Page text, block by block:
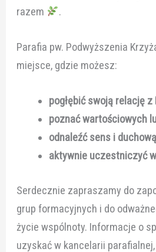
razem
.
Parafia pw. Podwyższenia
miejsce, gdzie możesz:
pogłębić swoją relację z
poznać wartościowych
odnaleźć sens i
aktywnie uczestniczyć
Serdecznie zapraszamy do
grup formacyjnych i do
życie wspólnoty. Informacje o
uzyskać w kancelarii